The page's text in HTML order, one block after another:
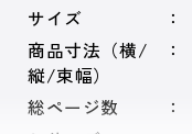
サイズ
商品寸法（横/
縦/束幅）
総ページ数